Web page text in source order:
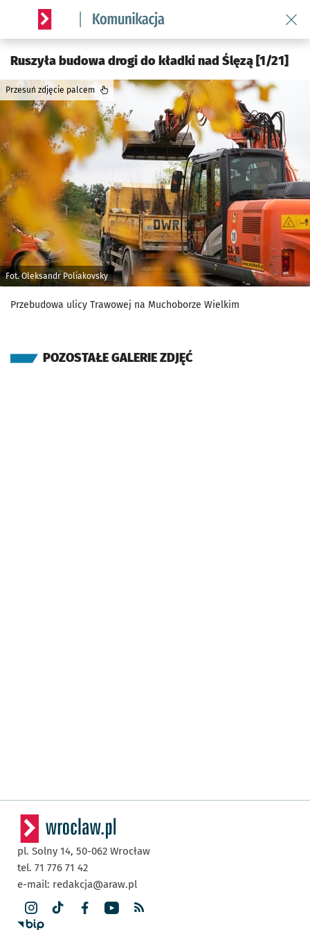
Serwis informacyjny wroclaw.pl podserwis: Komunikacja
Ruszyła budowa drogi do kładki nad Ślęzą [1/21]
Fot. Oleksandr Poliakovsky
Przesuń zdjęcie palcem
Przebudowa ulicy Trawowej na Muchoborze Wielkim
POZOSTAŁE GALERIE ZDJĘĆ
pl. Solny 14, 50-062 Wrocław
tel. 71 776 71 42
e-mail: redakcja@araw.pl